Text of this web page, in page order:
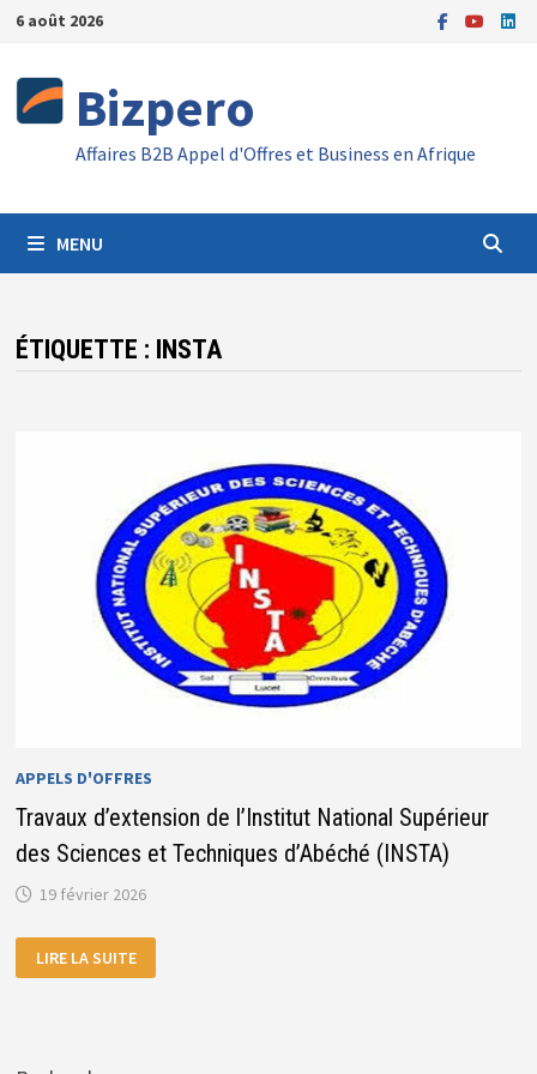
Passer
contenu
6 août 2026
Bizpero
Affaires B2B Appel d'Offres et Business en Afrique
MENU
ÉTIQUETTE : INSTA
APPELS D'OFFRES
Travaux d’extension de l’Institut National Supérieur
des Sciences et Techniques d’Abéché (INSTA)
19 février 2026
D’EXTENSION
DE
LIRE LA SUITE